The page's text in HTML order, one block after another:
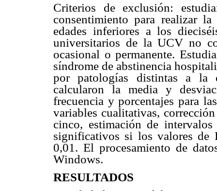
Criterios de exclusión:
consentimiento para realizar
edades inferiores a los
universitarios de la UCV no
ocasional o permanente.
síndrome de abstinencia
por patologías distintas a la
calcularon la media y
frecuencia y porcentajes para
variables cualitativas,
cinco, estimación de
significativos si los valores de
0,01. El procesamiento de
Windows.
RESULTADOS